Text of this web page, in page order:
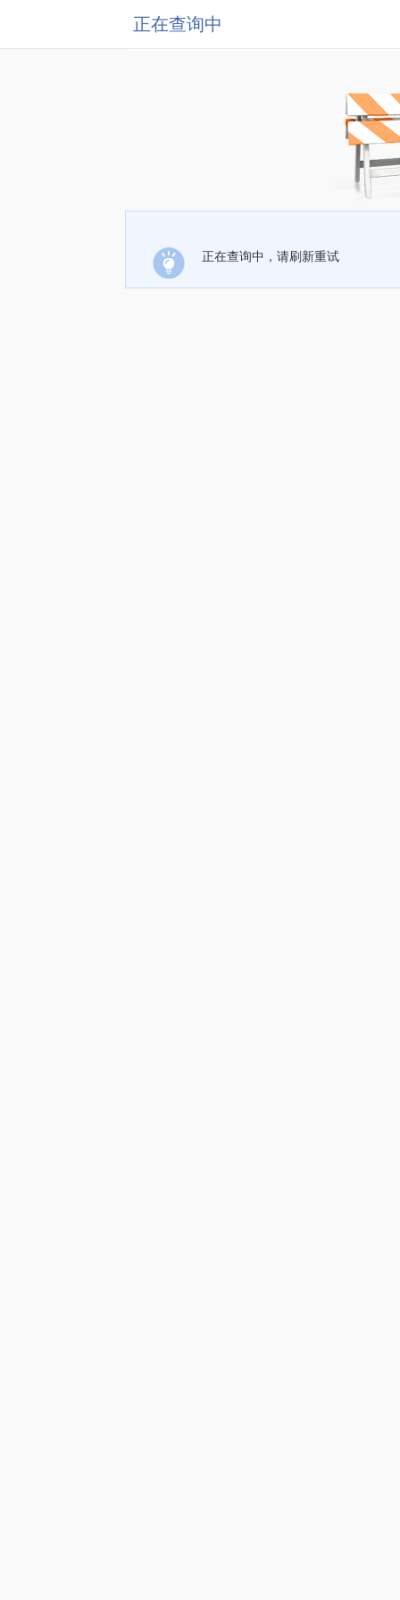
正在查询中
正在查询中，请刷新重试